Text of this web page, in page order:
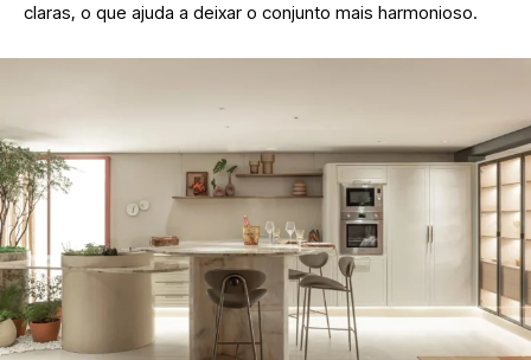
claras, o que ajuda a deixar o conjunto mais harmonioso.